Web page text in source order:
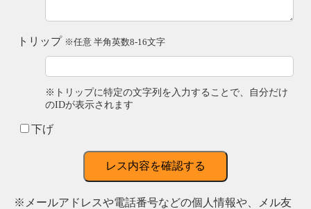
トリップ ※任意 半角英数8-16文字
※トリップに特定の文字列を入力することで、自分だけ
のIDが表示されます
下げ
レス内容を確認する
※メールアドレスや電話番号などの個人情報や、メル友